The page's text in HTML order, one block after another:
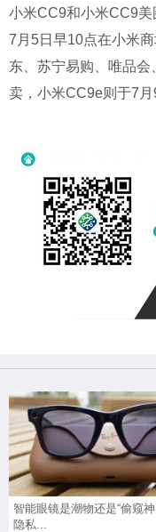
小米CC9和小米CC9
7月5日早10点在小米
东、苏宁易购、唯品
卖，小米CC9e则于7月
智能眼镜是潮物还是“偷窥神
隐私...